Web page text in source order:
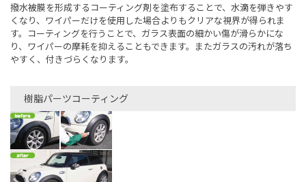
撥水被膜を形成するコーティング剤を塗布することで、水滴を弾きやす
くなり、ワイパーだけを使用した場合よりもクリアな視界が得られま
す。コーティングを行うことで、ガラス表面の細かい傷が滑らかにな
り、ワイパーの摩耗を抑えることもできます。またガラスの汚れが落ち
やすく、付きづらくなります。
樹脂パーツコーティング